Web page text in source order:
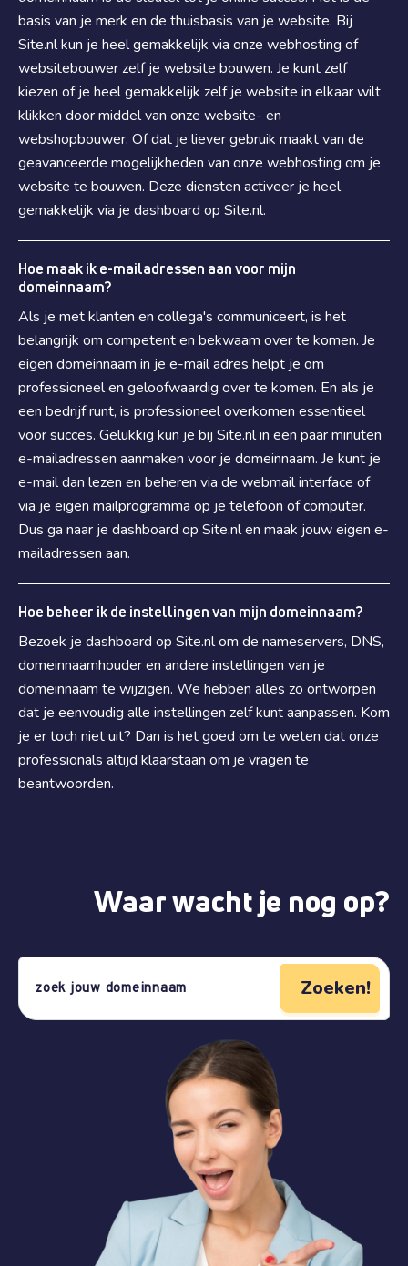
basis van je merk en de thuisbasis van je website. Bij
Site.nl kun je heel gemakkelijk via onze webhosting of
websitebouwer zelf je website bouwen. Je kunt zelf
kiezen of je heel gemakkelijk zelf je website in elkaar wilt
klikken door middel van onze website- en
webshopbouwer. Of dat je liever gebruik maakt van de
geavanceerde mogelijkheden van onze webhosting om je
website te bouwen. Deze diensten activeer je heel
gemakkelijk via je dashboard op Site.nl.
Hoe maak ik e-mailadressen aan voor mijn
domeinnaam?
Als je met klanten en collega's communiceert, is het
belangrijk om competent en bekwaam over te komen. Je
eigen domeinnaam in je e-mail adres helpt je om
professioneel en geloofwaardig over te komen. En als je
een bedrijf runt, is professioneel overkomen essentieel
voor succes. Gelukkig kun je bij Site.nl in een paar minuten
e-mailadressen aanmaken voor je domeinnaam. Je kunt je
e-mail dan lezen en beheren via de webmail interface of
via je eigen mailprogramma op je telefoon of computer.
Dus ga naar je dashboard op Site.nl en maak jouw eigen e-
mailadressen aan.
Hoe beheer ik de instellingen van mijn domeinnaam?
Bezoek je dashboard op Site.nl om de nameservers, DNS,
domeinnaamhouder en andere instellingen van je
domeinnaam te wijzigen. We hebben alles zo ontworpen
dat je eenvoudig alle instellingen zelf kunt aanpassen. Kom
je er toch niet uit? Dan is het goed om te weten dat onze
professionals altijd klaarstaan om je vragen te
beantwoorden.
Waar wacht je nog op?
Zoeken!